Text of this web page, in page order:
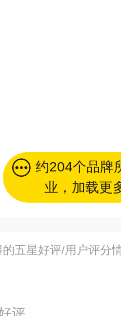
约204个品牌
业，加载更
五星好评/用户评分